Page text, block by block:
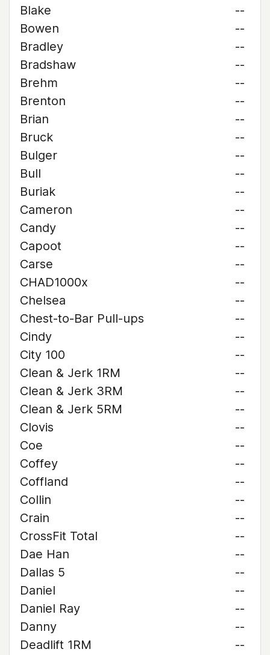
Blake
--
Bowen
--
Bradley
--
Bradshaw
--
Brehm
--
Brenton
--
Brian
--
Bruck
--
Bulger
--
Bull
--
Buriak
--
Cameron
--
Candy
--
Capoot
--
Carse
--
CHAD1000x
--
Chelsea
--
Chest-to-Bar Pull-ups
--
Cindy
--
City 100
--
Clean & Jerk 1RM
--
Clean & Jerk 3RM
--
Clean & Jerk 5RM
--
Clovis
--
Coe
--
Coffey
--
Coffland
--
Collin
--
Crain
--
CrossFit Total
--
Dae Han
--
Dallas 5
--
Daniel
--
Daniel Ray
--
Danny
--
Deadlift 1RM
--